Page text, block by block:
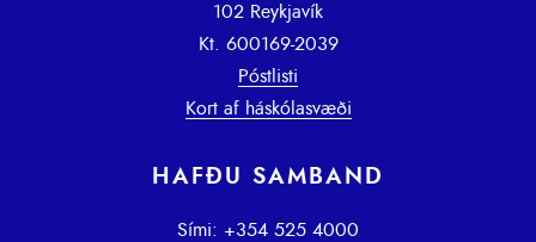
102 Reykjavík
Kt. 600169-2039
Póstlisti
Kort af háskólasvæði
HAFÐU SAMBAND
Sími: +354 525 4000